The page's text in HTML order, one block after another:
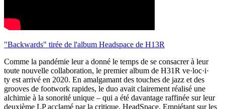
"Backwards" tirée de l'album Headspace de H13R
Comme la pandémie leur a donné le temps de se consacrer à leur
toute nouvelle collaboration, le premier album de H31R ve​·​loc​·​i​·​
ty est arrivé en 2020. En amalgamant des touches de jazz et des
grooves de footwork rapides, le duo avait clairement réalisé une
alchimie à la sonorité unique – qui a été davantage raffinée sur leur
deuxième LP acclamé par la critique, HeadSpace. Empiétant sur les